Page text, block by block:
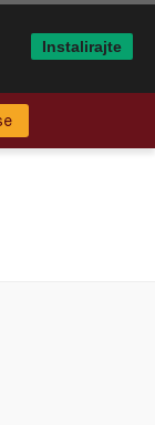
Instalirajte